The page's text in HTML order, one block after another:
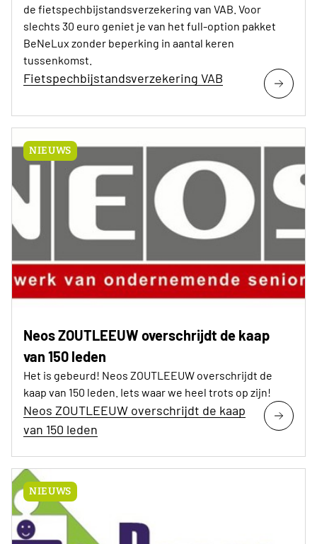
de fietspechbijstandsverzekering van VAB. Voor
slechts 30 euro geniet je van het full-option pakket
BeNeLux zonder beperking in aantal keren
tussenkomst.
Fietspechbijstandsverzekering VAB
NIEUWS
Neos ZOUTLEEUW overschrijdt de kaap
van 150 leden
Het is gebeurd! Neos ZOUTLEEUW overschrijdt de
kaap van 150 leden. Iets waar we heel trots op zijn!
Neos ZOUTLEEUW overschrijdt de kaap
van 150 leden
NIEUWS